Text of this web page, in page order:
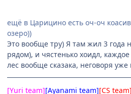
ещё в Царицино есть оч-оч
озеро))
Это вообще тру) Я там жил 3 года
рядом), и чястенько хоидл,
лес вообще сказака, неговоря уже
[Yuri team][Ayanami team][CS team]